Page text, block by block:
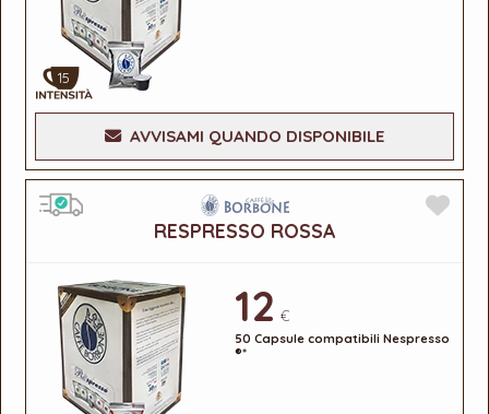
15
AVVISAMI QUANDO DISPONIBILE
RESPRESSO ROSSA
12 €
50 Capsule compatibili Nespresso
®*